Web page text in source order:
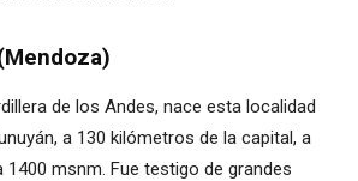
de los Andes, nace esta localidad
a 130 kilómetros de la capital, a
1400 msnm. Fue testigo de grandes